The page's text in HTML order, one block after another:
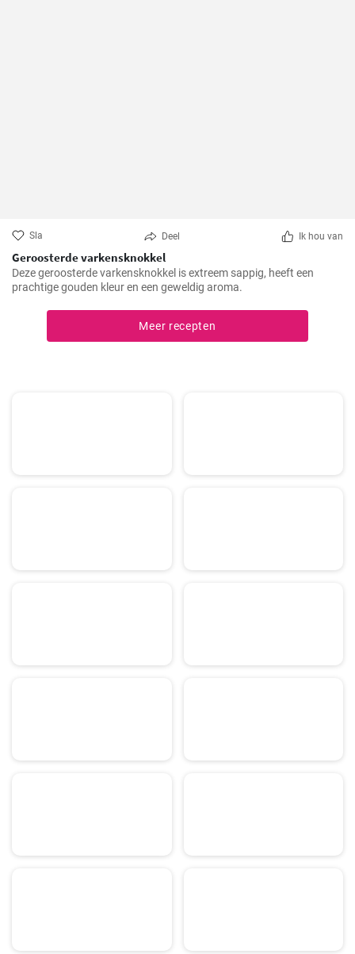
Sla Deel Ik hou van
Geroosterde varkensknokkel
Deze geroosterde varkensknokkel is extreem sappig, heeft een
prachtige gouden kleur en een geweldig aroma.
Meer recepten